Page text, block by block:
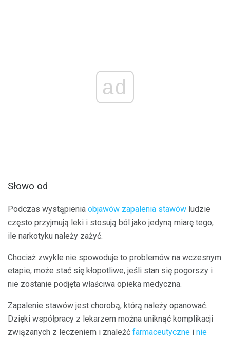
ad
Słowo od
Podczas wystąpienia objawów zapalenia stawów ludzie
często przyjmują leki i stosują ból jako jedyną miarę tego,
ile narkotyku należy zażyć.
Chociaż zwykle nie spowoduje to problemów na wczesnym
etapie, może stać się kłopotliwe, jeśli stan się pogorszy i
nie zostanie podjęta właściwa opieka medyczna.
Zapalenie stawów jest chorobą, którą należy opanować.
Dzięki współpracy z lekarzem można uniknąć komplikacji
związanych z leczeniem i znaleźć farmaceutyczne i nie